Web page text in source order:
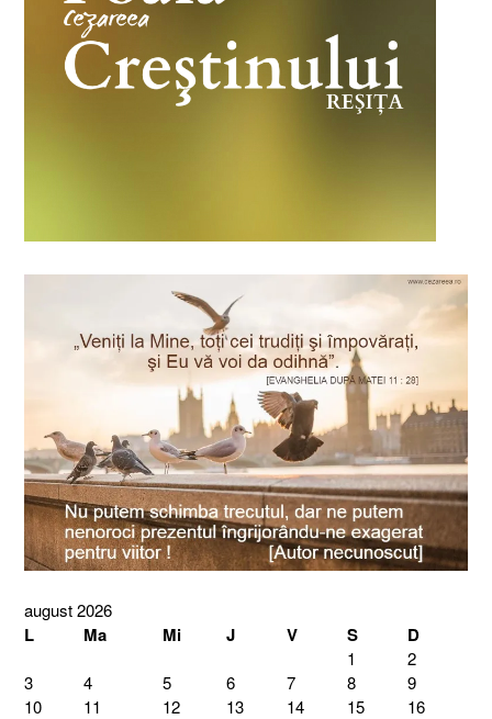
august 2026
L Ma Mi J V S D
1
2
3
4 5 6 7 8
9
10
11 12 13 14 15
16